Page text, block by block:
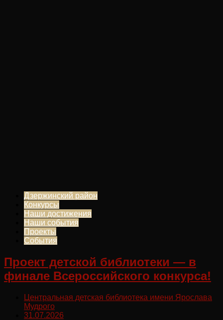
Дзержинский район
Конкурсы
Наши достижения
Наши события
Проекты
События
Проект детской библиотеки — в
финале Всероссийского конкурса!
Центральная детская библиотека имени Ярослава
Мудрого
31.07.2026